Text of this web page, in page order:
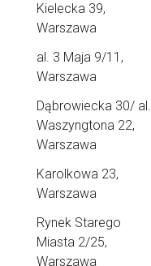
Kielecka 39,
Warszawa
al. 3 Maja 9/11,
Warszawa
Dąbrowiecka 30/ al.
Waszyngtona 22,
Warszawa
Karolkowa 23,
Warszawa
Rynek Starego
Miasta 2/25,
Warszawa